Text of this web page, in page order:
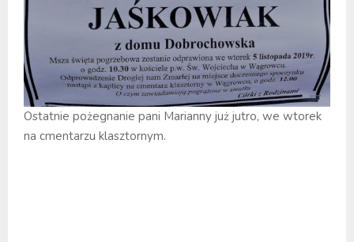
Ostatnie pożegnanie pani Marianny już jutro, we wtorek
na cmentarzu klasztornym.